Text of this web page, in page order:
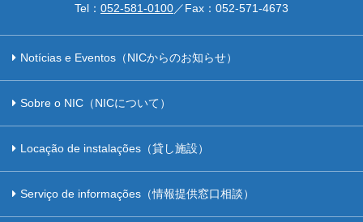
Tel： 052-581-0100／Fax： 052-571-4673
Notícias e Eventos（NICからのお知らせ）
Sobre o NIC（NICについて）
Locação de instalações（貸し施設）
Serviço de informações（情報提供窓口相談）